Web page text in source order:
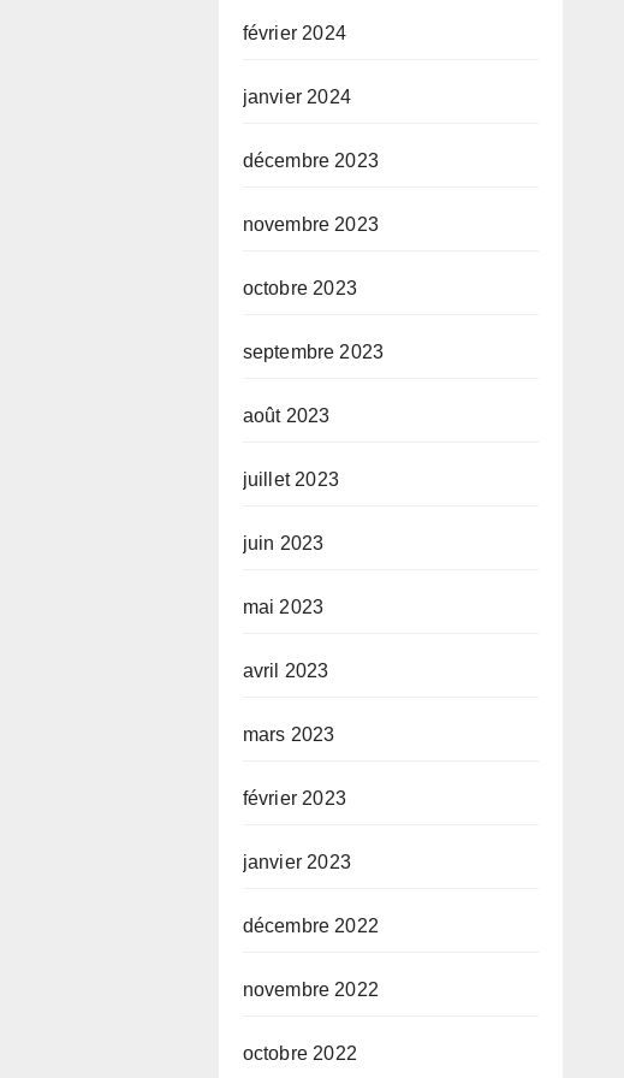
février 2024
janvier 2024
décembre 2023
novembre 2023
octobre 2023
septembre 2023
août 2023
juillet 2023
juin 2023
mai 2023
avril 2023
mars 2023
février 2023
janvier 2023
décembre 2022
novembre 2022
octobre 2022